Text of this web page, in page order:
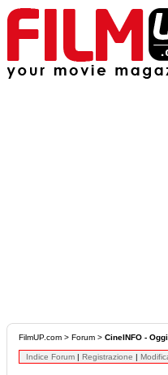
FilmUP.com > Forum > CineINFO -
Indice Forum | Registrazione |